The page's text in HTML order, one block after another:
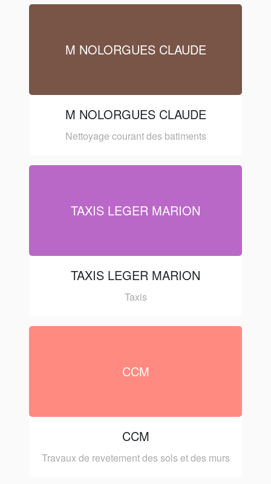
M NOLORGUES CLAUDE
M NOLORGUES CLAUDE
Nettoyage courant des batiments
TAXIS LEGER MARION
TAXIS LEGER MARION
Taxis
CCM
CCM
Travaux de revetement des sols et des murs